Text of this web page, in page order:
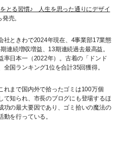
をとる習慣♪ 人生を思った通りにデザイ
売。
社ときわで2024年現在、4事業部17業態
連続増収増益、13期連続過去最高益。
率日本一（2022年）。古着の「ドンド
国ランキング1位を合計35回獲得。
れまで国内外で拾ったゴミは100万個
て知られ、市長のブログにも登場するほ
功の最大要因であり、ゴミ拾いの魔法の
を行っている。